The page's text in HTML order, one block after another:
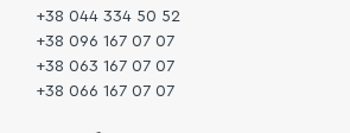
+38 044 334 50 52
+38 096 167 07 07
+38 063 167 07 07
+38 066 167 07 07